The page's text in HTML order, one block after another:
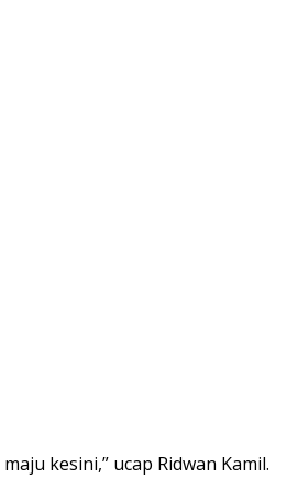
kesini,” ucap Ridwan Kamil.